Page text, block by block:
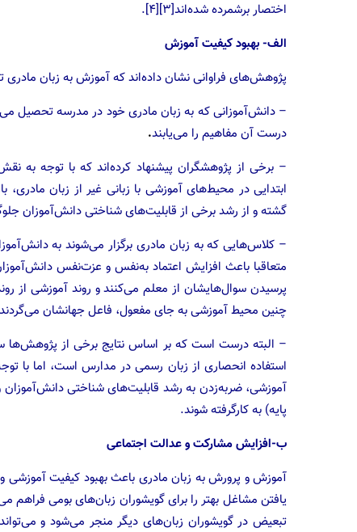
اختصار برشمرده شده‌اند[۳][۴].
الف- بهبود کیفیت آموزش
پژوهش‌های فراوانی نشان داده‌اند که آموزش به زبان مادری
– دانش‌آموزانی که به زبان مادری خود در مدرسه تحصیل
درست آن مفاهیم را می‌یابند.
– برخی از پژوهشگران پیشنهاد کرده‌اند که با توجه به
ابتدایی در محیط‌های آموزشی با زبانی غیر از زبان
گشته و از رشد برخی از قابلیت‌های شناختی دانش‌آموزان
– کلاس‌هایی که به زبان مادری برگزار می‌شوند به
متعاقبا باعث افزایش اعتماد به‌نفس و عزت‌نفس
پرسیدن سوال‌هایشان از معلم می‌کنند و روند آموزشی از
چنین محیط آموزشی به جای مفعول، فاعل جهانشان
– البته درست است که بر اساس نتایج برخی از پژوهش‌ها
استفاده انحصاری از زبان رسمی در مدارس است، اما با
آموزشی، ضربه‌زدن به رشد قابلیت‌های شناختی
پایه) به کارگرفته شوند.
ب-افزایش مشارکت و عدالت اجتماعی
آموزش و پرورش به زبان مادری باعث بهبود کیفیت
یافتن مشاغل بهتر را برای گویشوران زبان‌های بومی
تبعیض در گویشوران زبان‌های دیگر منجر می‌شود و